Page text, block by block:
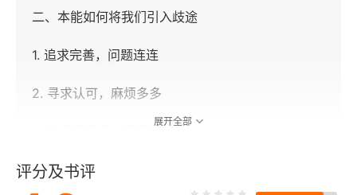
二、本能如何将我们引入歧途
1. 追求完善，问题连连
2. 寻求认可，麻烦多多
三、本能进修术
展开全部
评分及书评